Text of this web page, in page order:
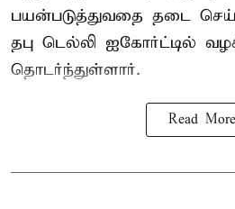
பயன்படுத்துவதை தடை
தபு டெல்லி ஐகோர்ட்டில்
தொடர்ந்துள்ளார்.
Read More